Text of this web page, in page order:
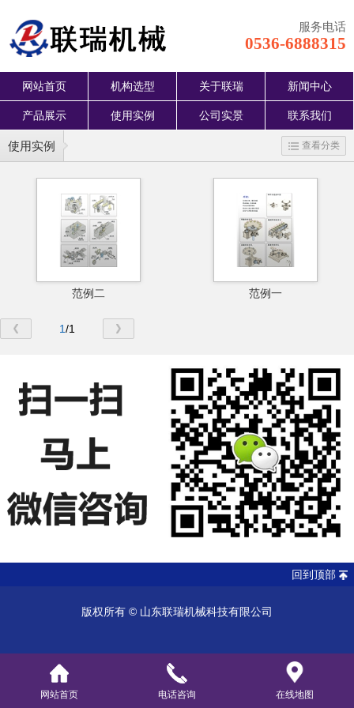
服务电话
0536-6888315
网站首页 机构选型 关于联瑞 新闻中心
产品展示 使用实例 公司实景 联系我们
使用实例 查看分类
范例二 范例一
1/1
网站首页 电话咨询 在线地图
回到顶部
版权所有 © 山东联瑞机械科技有限公司